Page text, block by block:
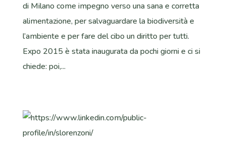
di Milano come impegno verso una sana e corretta
alimentazione, per salvaguardare la biodiversità e
l’ambiente e per fare del cibo un diritto per tutti.
Expo 2015 è stata inaugurata da pochi giorni e ci si
chiede: poi,...